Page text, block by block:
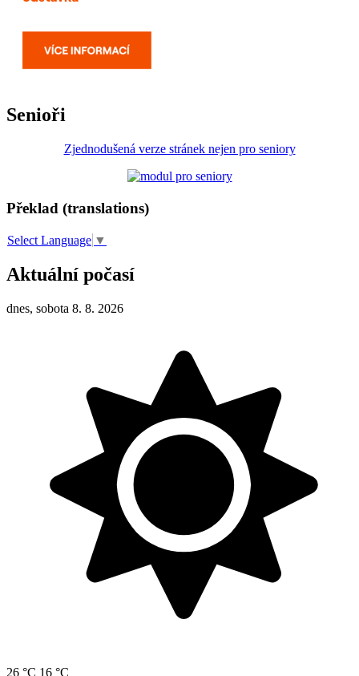
Senioři
Zjednodušená verze stránek nejen pro seniory
Překlad (translations)
Select Language ▼
Aktuální počasí
dnes, sobota 8. 8. 2026
26 °C 16 °C